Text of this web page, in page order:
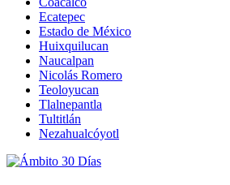
Ecatepec
Estado de México
Huixquilucan
Naucalpan
Nicolás Romero
Teoloyucan
Tlalnepantla
Tultitlán
Nezahualcóyotl